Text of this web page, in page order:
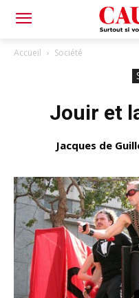
Accueil Société
Jouir et
Jacques de